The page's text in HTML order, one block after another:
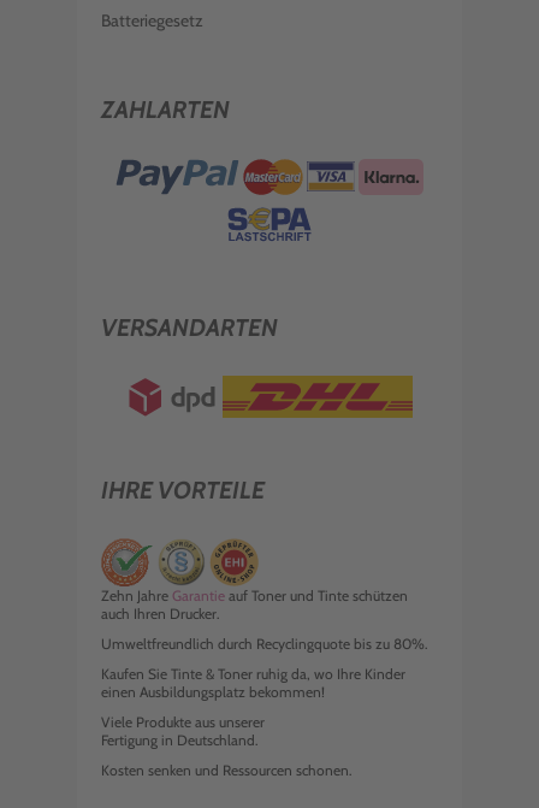
Batteriegesetz
ZAHLARTEN
VERSANDARTEN
IHRE VORTEILE
Zehn Jahre Garantie auf Toner und Tinte schützen
auch Ihren Drucker.
Umweltfreundlich durch Recyclingquote bis zu 80%.
Kaufen Sie Tinte & Toner ruhig da, wo Ihre Kinder
einen Ausbildungsplatz bekommen!
Viele Produkte aus unserer
Fertigung in Deutschland.
Kosten senken und Ressourcen schonen.